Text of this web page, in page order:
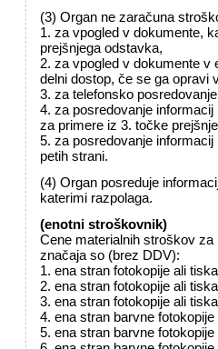
(3) Organ ne zaračuna
1. za vpogled v dokumente,
prejšnjega odstavka,
2. za vpogled v dokumente v
delni dostop, če se ga opravi
3. za telefonsko
4. za posredovanje
za primere iz 3. točke
5. za posredovanje
petih strani.
(4) Organ posreduje
katerimi razpolaga.
(enotni stroškovnik)
Cene materialnih stroškov
značaja so (brez DDV):
1. ena stran fotokopije ali
2. ena stran fotokopije ali
3. ena stran fotokopije ali
4. ena stran barvne
5. ena stran barvne